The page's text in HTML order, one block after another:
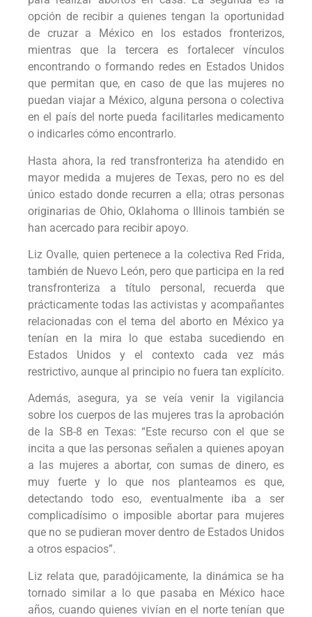
opción de recibir a quienes tengan la oportunidad
de cruzar a México en los estados fronterizos,
mientras que la tercera es fortalecer vínculos
encontrando o formando redes en Estados Unidos
que permitan que, en caso de que las mujeres no
puedan viajar a México, alguna persona o colectiva
en el país del norte pueda facilitarles medicamento
o indicarles cómo encontrarlo.
Hasta ahora, la red transfronteriza ha atendido en
mayor medida a mujeres de Texas, pero no es del
único estado donde recurren a ella; otras personas
originarias de Ohio, Oklahoma o Illinois también se
han acercado para recibir apoyo.
Liz Ovalle, quien pertenece a la colectiva Red Frida,
también de Nuevo León, pero que participa en la red
transfronteriza a título personal, recuerda que
prácticamente todas las activistas y acompañantes
relacionadas con el tema del aborto en México ya
tenían en la mira lo que estaba sucediendo en
Estados Unidos y el contexto cada vez más
restrictivo, aunque al principio no fuera tan explícito.
Además, asegura, ya se veía venir la vigilancia
sobre los cuerpos de las mujeres tras la aprobación
de la SB-8 en Texas: “Este recurso con el que se
incita a que las personas señalen a quienes apoyan
a las mujeres a abortar, con sumas de dinero, es
muy fuerte y lo que nos planteamos es que,
detectando todo eso, eventualmente iba a ser
complicadísimo o imposible abortar para mujeres
que no se pudieran mover dentro de Estados Unidos
a otros espacios”.
Liz relata que, paradójicamente, la dinámica se ha
tornado similar a lo que pasaba en México hace
años, cuando quienes vivían en el norte tenían que